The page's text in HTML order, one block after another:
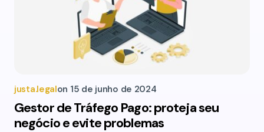
justa.legalon 15 de junho de 2024
Gestor de Tráfego Pago: proteja seu
negócio e evite problemas